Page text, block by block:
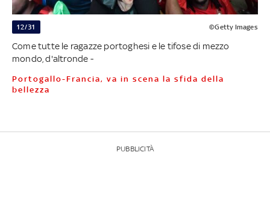
12/31 ©Getty Images
Come tutte le ragazze portoghesi e le tifose di mezzo
mondo, d'altronde -
Portogallo-Francia, va in scena la sfida della
bellezza
PUBBLICITÀ